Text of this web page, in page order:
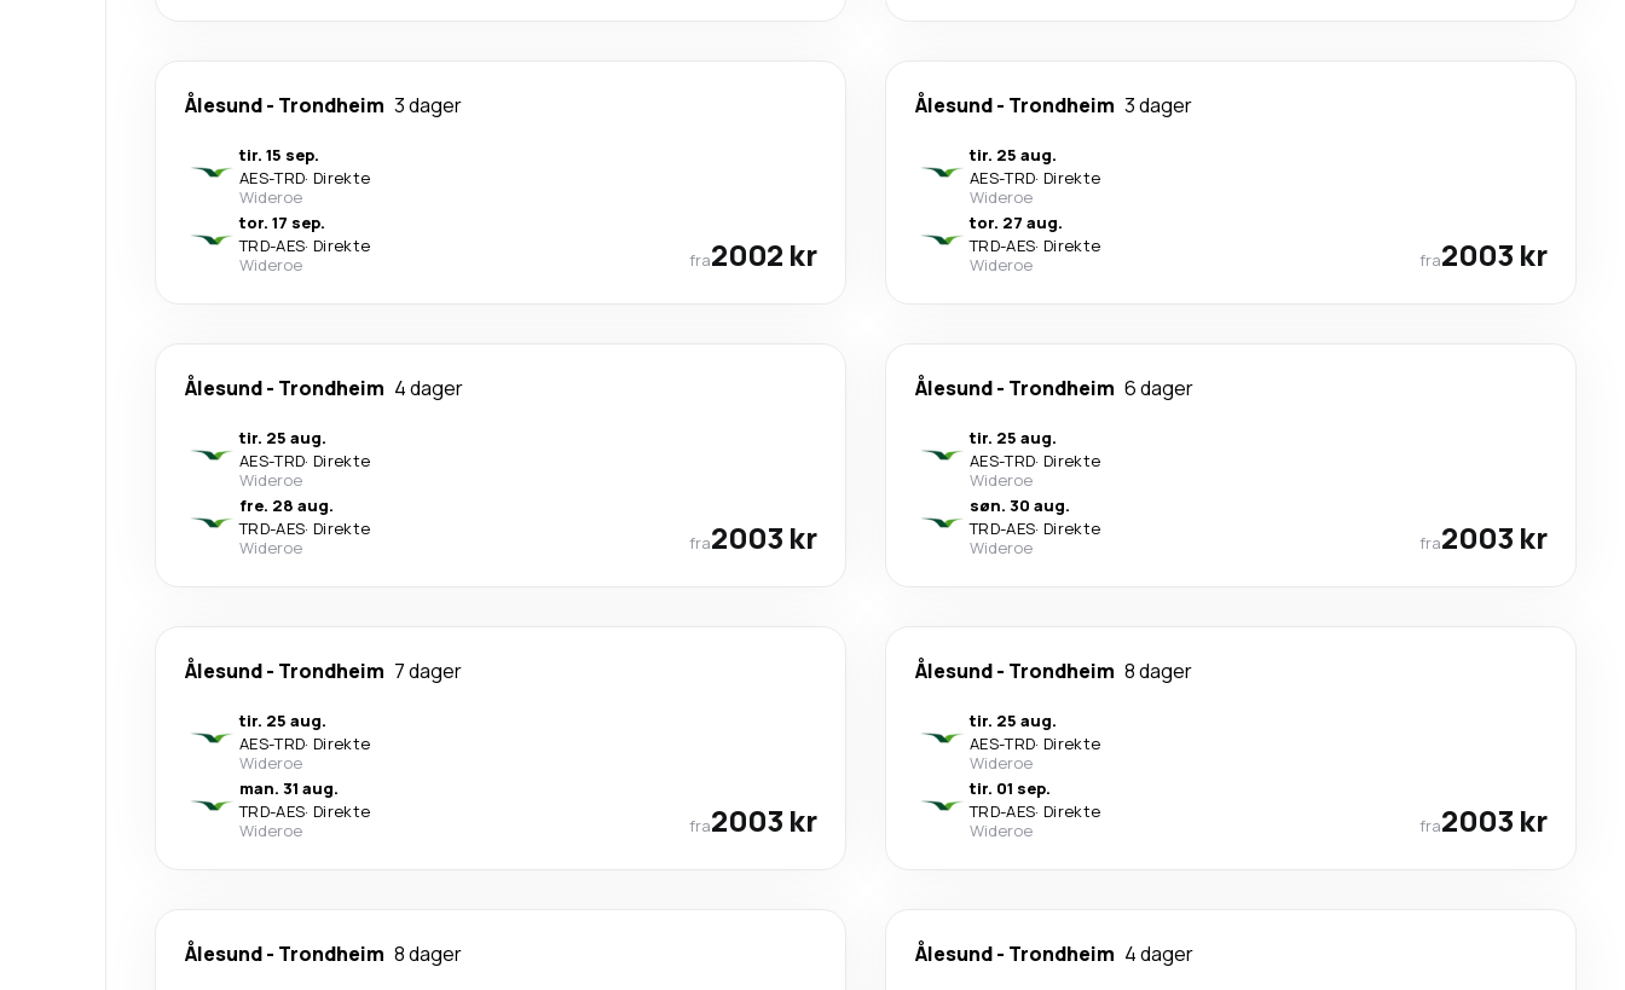
Ålesund- Trondheim 3 dager
tir. 15 sep.
AES-TRD· Direkte
Wideroe
tor. 17 sep.
TRD-AES· Direkte
Wideroe
fra2002 kr
Ålesund- Trondheim 3 dager
tir. 25 aug.
AES-TRD· Direkte
Wideroe
tor. 27 aug.
TRD-AES· Direkte
Wideroe
fra2003 kr
Ålesund- Trondheim 4 dager
tir. 25 aug.
AES-TRD· Direkte
Wideroe
fre. 28 aug.
TRD-AES· Direkte
Wideroe
fra2003 kr
Ålesund- Trondheim 6 dager
tir. 25 aug.
AES-TRD· Direkte
Wideroe
søn. 30 aug.
TRD-AES· Direkte
Wideroe
fra2003 kr
Ålesund- Trondheim 7 dager
tir. 25 aug.
AES-TRD· Direkte
Wideroe
man. 31 aug.
TRD-AES· Direkte
Wideroe
fra2003 kr
Ålesund- Trondheim 8 dager
tir. 25 aug.
AES-TRD· Direkte
Wideroe
tir. 01 sep.
TRD-AES· Direkte
Wideroe
fra2003 kr
Ålesund- Trondheim 8 dager Ålesund- Trondheim 4 dager